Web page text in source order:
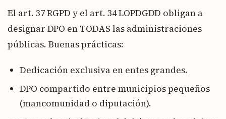
El art. 37 RGPD y el art. 34 LOPDGDD obligan a
designar DPO en TODAS las administraciones
públicas. Buenas prácticas:
Dedicación exclusiva en entes grandes.
DPO compartido entre municipios pequeños
(mancomunidad o diputación).